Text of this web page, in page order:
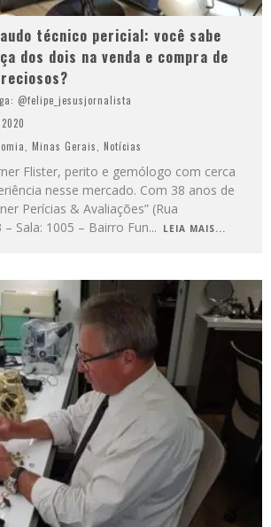
técnico pericial: você sabe
dos dois na venda e compra de
@felipe_jesusjornalista
, Minas Gerais, Notícias
Flister, perito e gemólogo com cerca
nesse mercado. Com 38 anos de
Perícias & Avaliações” (Rua
– Sala: 1005 – Bairro Fun... LEIA MAIS...